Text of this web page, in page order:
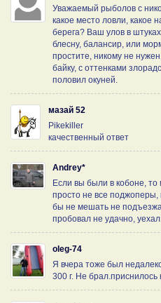
Уважаемый рыболов с
какое место ловли, какое
берега? Ваш улов в
блесну, балансир, или
простите, никому не
байку, с оттенками
половил окуней.
мазай 52
Pikekiller
качественный ответ
Andrey*
Если вы были в кобоне,
просто не все
бы не мешать не
пробовал не удачно, уехал.
oleg-74
Я вчера тоже был
300 г. Не брал.приснилось